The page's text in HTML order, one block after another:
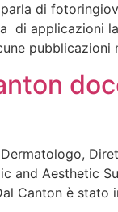
di
di applicazioni
and Aesthetic
Canton è